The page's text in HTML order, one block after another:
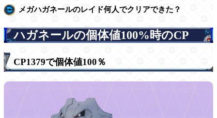
メガハガネールのレイド何人でクリアできた？
ハガネールの個体値100%時のCP
CP1379で個体値100％